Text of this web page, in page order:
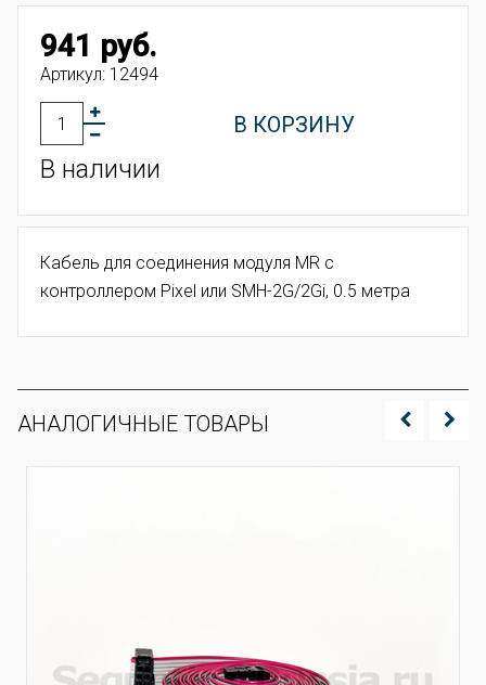
941 руб.
Артикул: 12494
В КОРЗИНУ
В наличии
Кабель для соединения модуля МR с
контроллером Pixel или SMH-2G/2Gi, 0.5 метра
АНАЛОГИЧНЫЕ ТОВАРЫ